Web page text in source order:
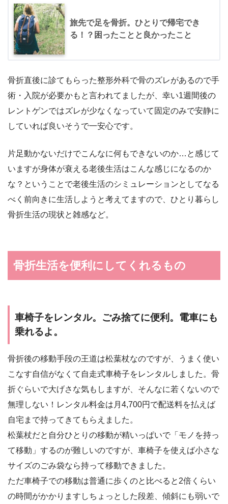
旅先で足を骨折。ひとりで帰宅でき
る！？困ったことと良かったこと
骨折直後に診てもらった整形外科で骨のズレがあるので手
術・入院が必要かもと言われてましたが、幸い1週間後の
レントゲンではズレが少なくなっていて固定のみで安静に
していれば良いそうで一安心です。
片足動かないだけでこんなに何もできないのか…と感じて
いますが身体が衰える老後生活はこんな感じになるのか
な？ということで老後生活のシミュレーションとしてなる
べく前向きに生活しようと考えてますので、ひとり暮らし
骨折生活の現状と雑感など。
骨折生活を便利にしてくれるもの
車椅子をレンタル。ごみ捨てに便利。電車にも
乗れるよ。
骨折後の移動手段の王道は松葉杖なのですが、うまく使い
こなす自信がなくて自走式車椅子をレンタルしました。骨
折ぐらいで大げさな気もしますが、そんなに若くないので
無理しない！レンタル料金は月4,700円で配送料を払えば
自宅まで持ってきてもらえました。
松葉杖だと自分ひとりの移動が精いっぱいで「モノを持っ
て移動」するのが難しいのですが、車椅子を使えば小さな
サイズのごみ袋なら持って移動できました。
ただ車椅子での移動は普通に歩くのと比べると2倍くらい
の時間がかかりますしちょっとした段差、傾斜にも弱いで